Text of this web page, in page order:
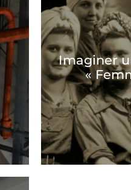
Imaginer
«